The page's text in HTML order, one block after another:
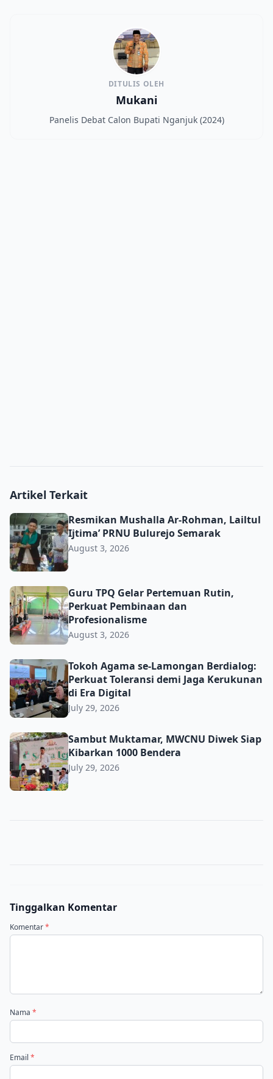
DITULIS OLEH
Mukani
Panelis Debat Calon Bupati Nganjuk (2024)
Artikel Terkait
Resmikan Mushalla Ar-Rohman, Lailtul Ijtima’ PRNU
Resmikan Mushalla Ar-Rohman, Lailtul
Ijtima’ PRNU Bulurejo Semarak
August 3, 2026
Guru TPQ Gelar Pertemuan Rutin, Perkuat Pembinaan
Guru TPQ Gelar Pertemuan Rutin,
Perkuat Pembinaan dan
Profesionalisme
August 3, 2026
Tokoh Agama se-Lamongan Berdialog: Perkuat
Tokoh Agama se-Lamongan Berdialog:
Perkuat Toleransi demi Jaga Kerukunan
di Era Digital
July 29, 2026
Sambut Muktamar, MWCNU Diwek Siap Kibarkan 1000
Sambut Muktamar, MWCNU Diwek Siap
Kibarkan 1000 Bendera
July 29, 2026
Tinggalkan Komentar
Komentar*
Nama *
Email *